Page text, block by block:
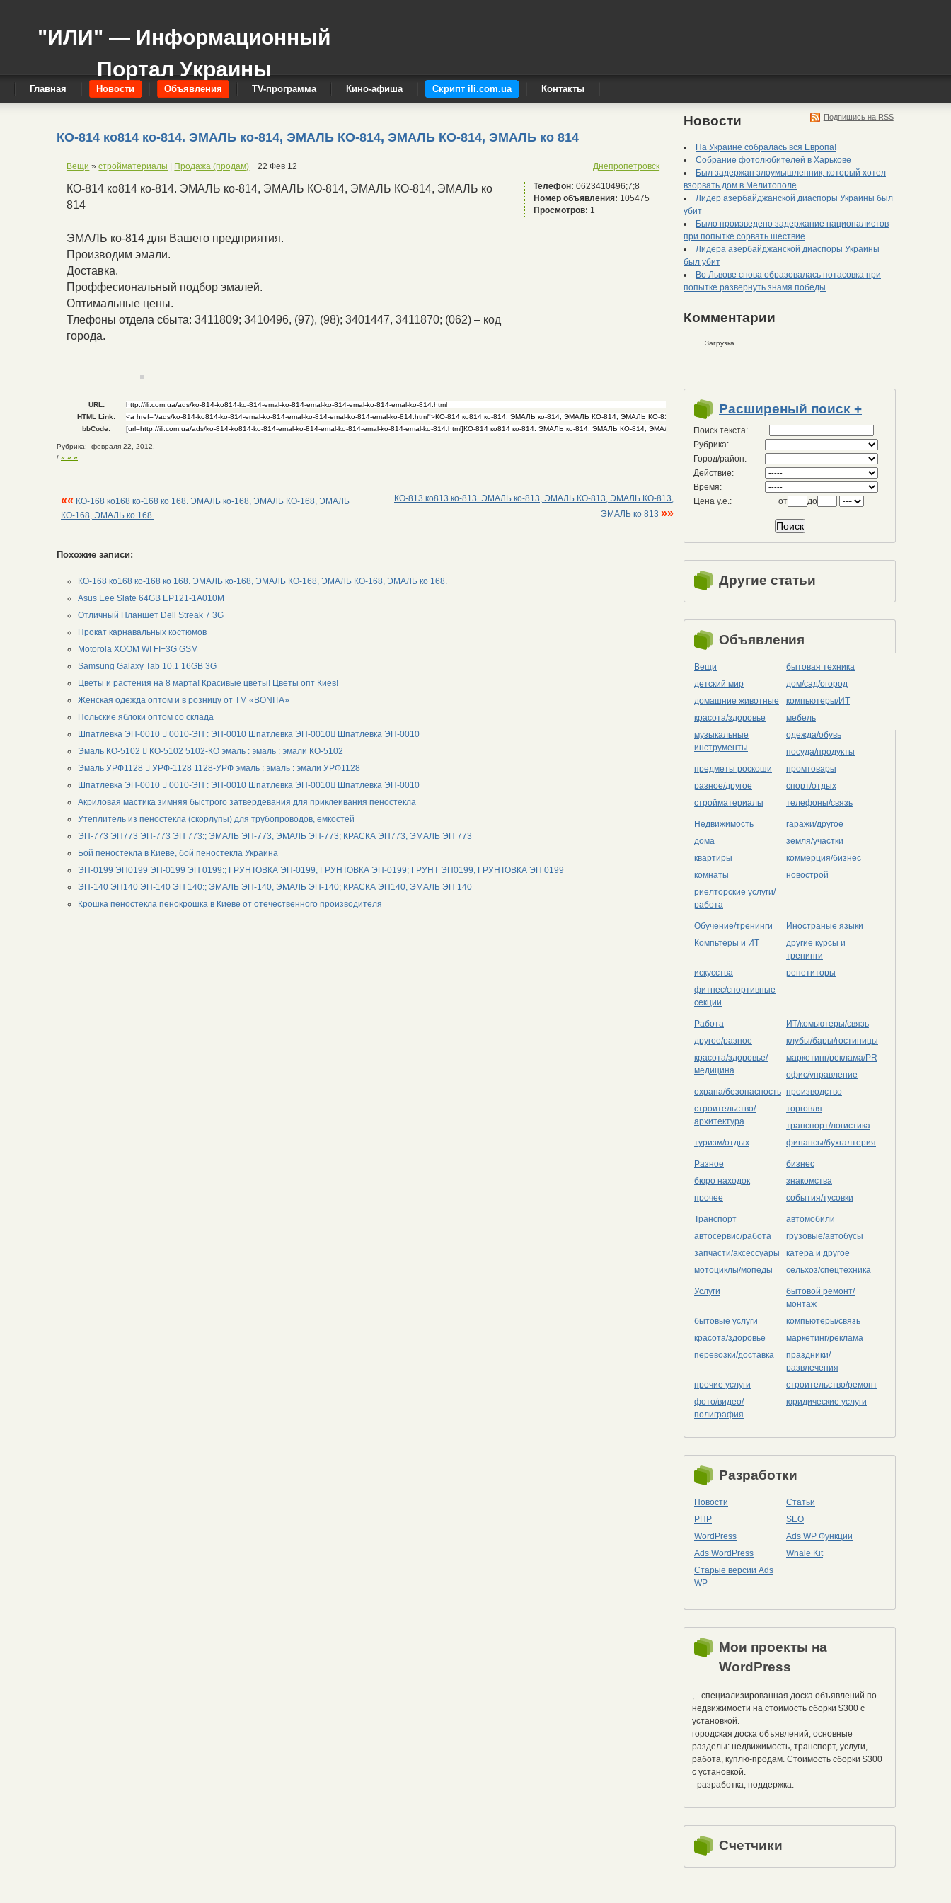
"ИЛИ" — Информационный
Портал Украины
Главная Новости Объявления TV-программа Кино-афиша Скрипт ili.com.ua Контакты
КО-814 ко814 ко-814. ЭМАЛЬ ко-814, ЭМАЛЬ КО-814, ЭМАЛЬ КО-814, ЭМАЛЬ ко 814
Вещи »стройматериалы Продажа (продам) 22 Фев 12 Днепропетровск
КО-814 ко814 ко-814. ЭМАЛЬ ко-814, ЭМАЛЬ КО-814, ЭМАЛЬ КО-814, ЭМАЛЬ ко
814
ЭМАЛЬ ко-814 для Вашего предприятия.
Производим эмали.
Доставка.
Проффесиональный подбор эмалей.
Оптимальные цены.
Тлефоны отдела сбыта: 3411809; 3410496, (97), (98); 3401447, 3411870; (062) – код
города.
Телефон: 0623410496;7;8
Номер объявления: 105475
Просмотров: 1
URL:
HTML Link:
bbCode:
Рубрика: февраля 22, 2012.
/ » » »
«« КО-168 ко168 ко-168 ко 168. ЭМАЛЬ ко-168, ЭМАЛЬ КО-168, ЭМАЛЬ
КО-168, ЭМАЛЬ ко 168.
КО-813 ко813 ко-813. ЭМАЛЬ ко-813, ЭМАЛЬ КО-813, ЭМАЛЬ КО-813,
ЭМАЛЬ ко 813 »»
Похожие записи:
КО-168 ко168 ко-168 ко 168. ЭМАЛЬ ко-168, ЭМАЛЬ КО-168, ЭМАЛЬ КО-168, ЭМАЛЬ ко 168.
Asus Eee Slate 64GB EP121-1A010M
Отличный Планшет Dell Streak 7 3G
Прокат карнавальных костюмов
Motorola XOOM WI FI+3G GSM
Samsung Galaxy Tab 10.1 16GB 3G
Цветы и растения на 8 марта! Красивые цветы! Цветы опт Киев!
Женская одежда оптом и в розницу от ТМ «BONITA»
Польские яблоки оптом со склада
Шпатлевка ЭП-0010  0010-ЭП : ЭП-0010 Шпатлевка ЭП-0010 Шпатлевка ЭП-0010
Эмаль КО-5102  КО-5102 5102-КО эмаль : эмаль : эмали КО-5102
Эмаль УРФ1128  УРФ-1128 1128-УРФ эмаль : эмаль : эмали УРФ1128
Шпатлевка ЭП-0010  0010-ЭП : ЭП-0010 Шпатлевка ЭП-0010 Шпатлевка ЭП-0010
Акриловая мастика зимняя быстрого затвердевания для приклеивания пеностекла
Утеплитель из пеностекла (скорлупы) для трубопроводов, емкостей
ЭП-773 ЭП773 ЭП-773 ЭП 773:; ЭМАЛЬ ЭП-773, ЭМАЛЬ ЭП-773; КРАСКА ЭП773, ЭМАЛЬ ЭП 773
Бой пеностекла в Киеве, бой пеностекла Украина
ЭП-0199 ЭП0199 ЭП-0199 ЭП 0199:; ГРУНТОВКА ЭП-0199, ГРУНТОВКА ЭП-0199; ГРУНТ ЭП0199, ГРУНТОВКА ЭП 0199
ЭП-140 ЭП140 ЭП-140 ЭП 140:; ЭМАЛЬ ЭП-140, ЭМАЛЬ ЭП-140; КРАСКА ЭП140, ЭМАЛЬ ЭП 140
Крошка пеностекла пенокрошка в Киеве от отечественного производителя
Подпишись на RSS
Новости
На Украине собралась вся Европа!
Собрание фотолюбителей в Харькове
Был задержан злоумышленник, который хотел
взорвать дом в Мелитополе
Лидер азербайджанской диаспоры Украины был
убит
Было произведено задержание националистов
при попытке сорвать шествие
Лидера азербайджанской диаспоры Украины
был убит
Во Львове снова образовалась потасовка при
попытке развернуть знамя победы
Комментарии
Загрузка...
Расширеный поиск +
Поиск текста:
Рубрика:
Город/район:
Действие:
Время:
Цена у.е.:
от до
Другие статьи
Объявления
Вещи
бытовая техника
детский мир
дом/сад/огород
домашние животные
компьютеры/ИТ
красота/здоровье
мебель
музыкальные
инструменты
одежда/обувь
посуда/продукты
предметы роскоши
промтовары
разное/другое
спорт/отдых
стройматериалы
телефоны/связь
Недвижимость
гаражи/другое
дома
земля/участки
квартиры
коммерция/бизнес
комнаты
новострой
риелторские услуги/
работа
Обучение/тренинги
Иностраные языки
Компьтеры и ИТ
другие курсы и
тренинги
искусства
репетиторы
фитнес/спортивные
секции
Работа
ИТ/комьютеры/связь
другое/разное
клубы/бары/гостиницы
красота/здоровье/
медицина
маркетинг/реклама/PR
офис/управление
охрана/безопасность производство
строительство/
архитектура
торговля
транспорт/логистика
туризм/отдых
финансы/бухгалтерия
Разное
бизнес
бюро находок
знакомства
прочее
события/тусовки
Транспорт
автомобили
автосервис/работа
грузовые/автобусы
запчасти/аксессуары
катера и другое
мотоциклы/мопеды
сельхоз/cпецтехника
Услуги
бытовой ремонт/
монтаж
бытовые услуги
компьютеры/cвязь
красота/здоровье
маркетинг/реклама
перевозки/доставка
праздники/
развлечения
прочие услуги
строительство/ремонт
фото/видео/
полиграфия
юридические услуги
Разработки
Новости
Статьи
PHP
SEO
WordPress
Ads WP Функции
Ads WordPress
Whale Kit
Старые версии Ads
WP
Мои проекты на
WordPress
, - специализированная доска объявлений по
недвижимости на стоимость сборки $300 с
установкой.
городская доска объявлений, основные
разделы: недвижимость, транспорт, услуги,
работа, куплю-продам. Стоимость сборки $300
с установкой.
- разработка, поддержка.
Счетчики